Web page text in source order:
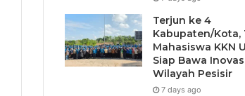
Terjun ke 4
Kabupaten/Kota,
Mahasiswa KKN
Siap Bawa
Wilayah Pesisir
7 days ago